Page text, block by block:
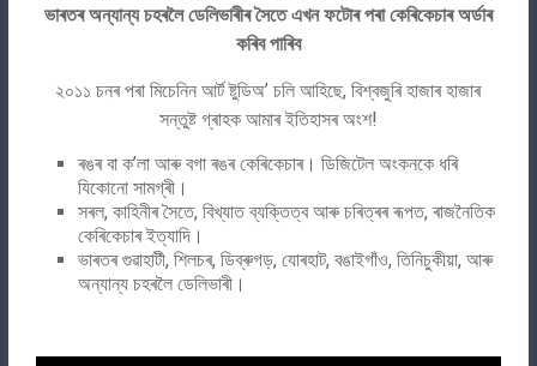
ভাৰতৰ অন্যান্য চহৰলৈ ডেলিভাৰীৰ সৈতে এখন ফটোৰ পৰা কেৰিকেচাৰ অৰ্ডাৰ
কৰিব পাৰিব
২০১১ চনৰ পৰা মিচেনিন আৰ্ট ষ্টুডিঅ’ চলি আহিছে, বিশ্বজুৰি হাজাৰ হাজাৰ
সন্তুষ্ট গ্ৰাহক আমাৰ ইতিহাসৰ অংশ!
ৰঙৰ বা ক’লা আৰু বগা ৰঙৰ কেৰিকেচাৰ। ডিজিটেল অংকনকে ধৰি
যিকোনো সামগ্ৰী।
সৰল, কাহিনীৰ সৈতে, বিখ্যাত ব্যক্তিত্ব আৰু চৰিত্ৰৰ ৰূপত, ৰাজনৈতিক
কেৰিকেচাৰ ইত্যাদি।
ভাৰতৰ গুৱাহাটী, শিলচৰ, ডিব্ৰুগড়, যোৰহাট, বঙাইগাঁও, তিনিচুকীয়া, আৰু
অন্যান্য চহৰলৈ ডেলিভাৰী।